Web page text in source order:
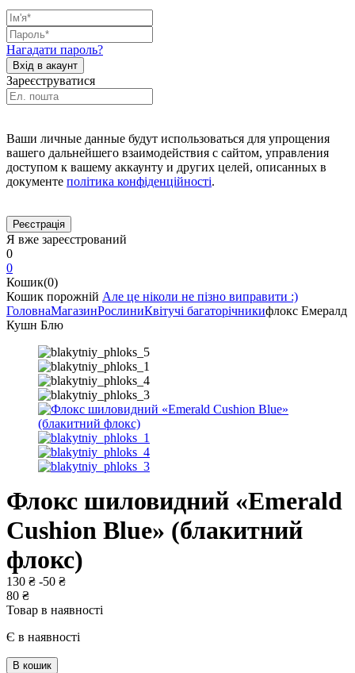
Нагадати пароль?
Зареєструватися
Ваши личные данные будут использоваться для упрощения
вашего дальнейшего взаимодействия с сайтом, управления
доступом к вашему аккаунту и других целей, описанных в
документе політика конфіденційності.
Я вже зареєстрований
0
0
Кошик(0)
Кошик порожній Але це ніколи не пізно виправити :)
ГоловнаМагазинРослиниКвітучі багаторічникифлокс Емералд
Кушн Блю
Флокс шиловидний «Emerald
Cushion Blue» (блакитний
флокс)
130 ₴ -50 ₴
80 ₴
Товар в наявності
Є в наявності
В кошик